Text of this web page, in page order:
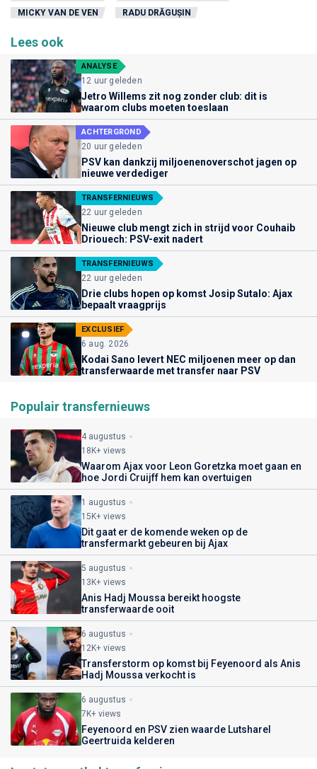
MICKY VAN DE VEN
RADU DRĂGUȘIN
Lees ook
ANALYSE
12 uur geleden
Jetro Willems zit nog zonder club: dit is
waarom clubs moeten toeslaan
ACHTERGROND
20 uur geleden
PSV kan dankzij miljoenenoverschot jagen op
nieuwe verdediger
TRANSFERNIEUWS
22 uur geleden
Nieuwe club mengt zich in strijd voor Couhaib
Driouech: PSV-exit nadert
TRANSFERNIEUWS
22 uur geleden
Drie clubs hopen op komst Josip Sutalo: Ajax
bepaalt vraagprijs
EXCLUSIEF
6 aug. 2026
Kodai Sano levert NEC miljoenen meer op dan
transferwaarde met transfer naar PSV
Populair transfernieuws
4 augustus
18K+ views
Waarom Ajax voor Leon Goretzka moet gaan en
hoe Jordi Cruijff hem kan overtuigen
1 augustus
15K+ views
Dit gaat er de komende weken op de
transfermarkt gebeuren bij Ajax
5 augustus
13K+ views
Anis Hadj Moussa bereikt hoogste
transferwaarde ooit
6 augustus
12K+ views
Transferstorm op komst bij Feyenoord als Anis
Hadj Moussa verkocht is
6 augustus
7K+ views
Feyenoord en PSV zien waarde Lutsharel
Geertruida kelderen